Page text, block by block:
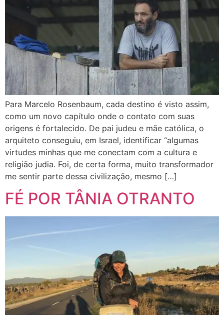
Para Marcelo Rosenbaum, cada destino é visto assim,
como um novo capítulo onde o contato com suas
origens é fortalecido. De pai judeu e mãe católica, o
arquiteto conseguiu, em Israel, identificar “algumas
virtudes minhas que me conectam com a cultura e
religião judia. Foi, de certa forma, muito transformador
me sentir parte dessa civilização, mesmo […]
FÉ POR TÂNIA OTRANTO